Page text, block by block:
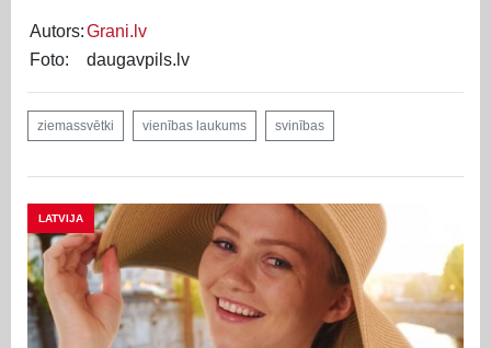
Autors:Grani.lv
Foto:
daugavpils.lv
ziemassvētki vienības laukums svinības
LATVIJA